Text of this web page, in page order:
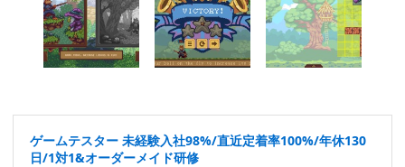
ゲームテスター 未経験入社98%/直近定着率100%/年休130
日/1対1&オーダーメイド研修